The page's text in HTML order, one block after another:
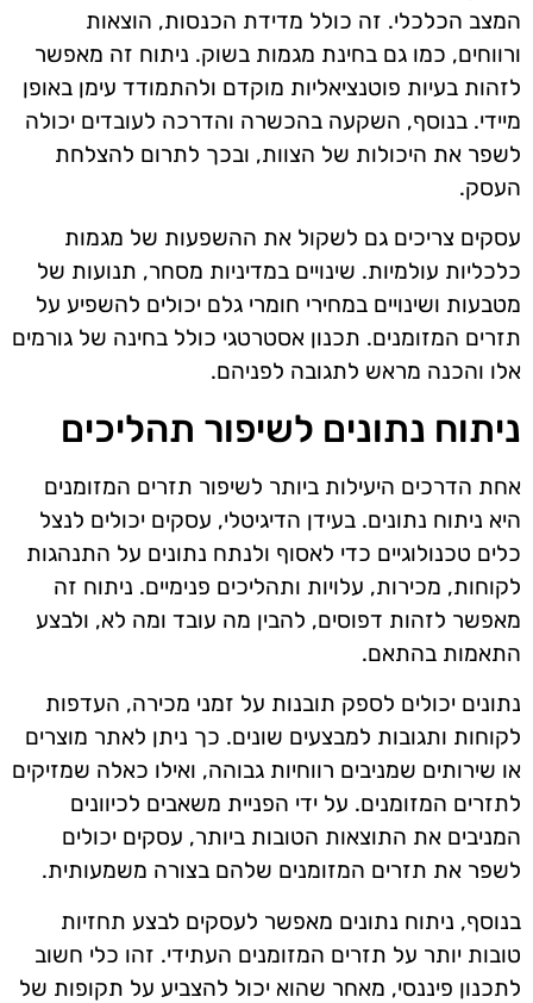
המצב הכלכלי. זה כולל מדידת הכנסות, הוצאות
ורווחים, כמו גם בחינת מגמות בשוק. ניתוח זה מאפשר
לזהות בעיות פוטנציאליות מוקדם ולהתמודד עימן באופן
מיידי. בנוסף, השקעה בהכשרה והדרכה לעובדים יכולה
לשפר את היכולות של הצוות, ובכך לתרום להצלחת
העסק.
עסקים צריכים גם לשקול את ההשפעות של מגמות
כלכליות עולמיות. שינויים במדיניות מסחר, תנועות של
מטבעות ושינויים במחירי חומרי גלם יכולים להשפיע על
תזרים המזומנים. תכנון אסטרטגי כולל בחינה של גורמים
אלו והכנה מראש לתגובה לפניהם.
ניתוח נתונים לשיפור תהליכים
אחת הדרכים היעילות ביותר לשיפור תזרים המזומנים
היא ניתוח נתונים. בעידן הדיגיטלי, עסקים יכולים לנצל
כלים טכנולוגיים כדי לאסוף ולנתח נתונים על התנהגות
לקוחות, מכירות, עלויות ותהליכים פנימיים. ניתוח זה
מאפשר לזהות דפוסים, להבין מה עובד ומה לא, ולבצע
התאמות בהתאם.
נתונים יכולים לספק תובנות על זמני מכירה, העדפות
לקוחות ותגובות למבצעים שונים. כך ניתן לאתר מוצרים
או שירותים שמניבים רווחיות גבוהה, ואילו כאלה שמזיקים
לתזרים המזומנים. על ידי הפניית משאבים לכיוונים
המניבים את התוצאות הטובות ביותר, עסקים יכולים
לשפר את תזרים המזומנים שלהם בצורה משמעותית.
בנוסף, ניתוח נתונים מאפשר לעסקים לבצע תחזיות
טובות יותר על תזרים המזומנים העתידי. זהו כלי חשוב
לתכנון פיננסי, מאחר שהוא יכול להצביע על תקופות של